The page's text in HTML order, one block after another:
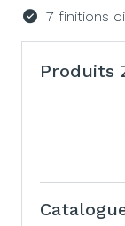
7 finitions
Produits